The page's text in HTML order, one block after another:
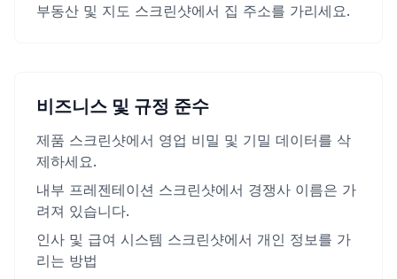
부동산 및 지도 스크린샷에서 집 주소를 가리세요.
비즈니스 및 규정 준수
제품 스크린샷에서 영업 비밀 및 기밀 데이터를 삭
제하세요.
내부 프레젠테이션 스크린샷에서 경쟁사 이름은 가
려져 있습니다.
인사 및 급여 시스템 스크린샷에서 개인 정보를 가
리는 방법